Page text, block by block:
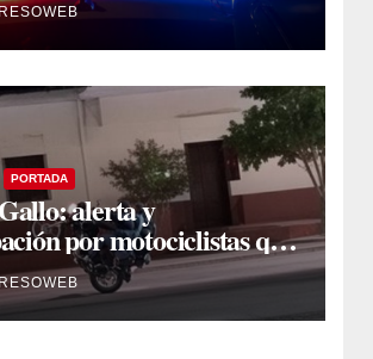
PORTADA
alerta y
por motociclistas que
alrededor de la